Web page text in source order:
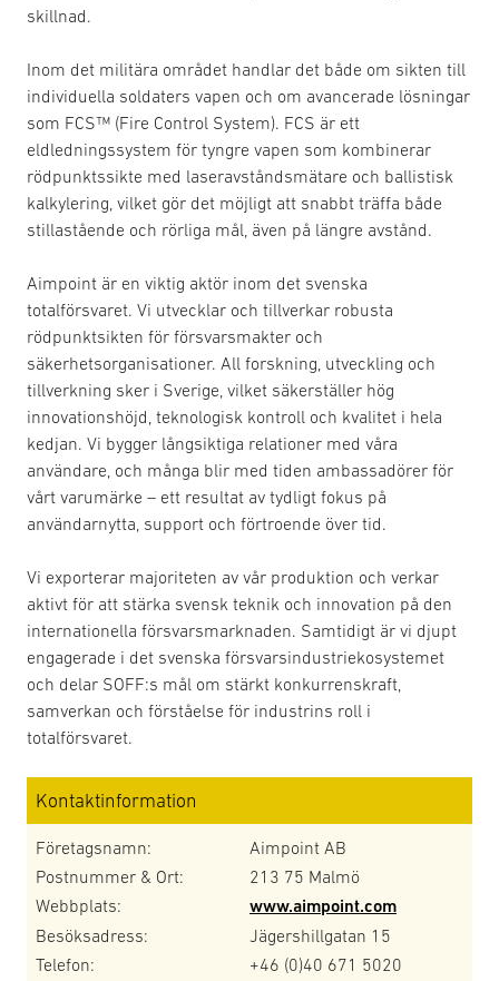
skillnad.
Inom det militära området handlar det både om sikten till
individuella soldaters vapen och om avancerade lösningar
som FCS™ (Fire Control System). FCS är ett
eldledningssystem för tyngre vapen som kombinerar
rödpunktssikte med laseravståndsmätare och ballistisk
kalkylering, vilket gör det möjligt att snabbt träffa både
stillastående och rörliga mål, även på längre avstånd.
Aimpoint är en viktig aktör inom det svenska
totalförsvaret. Vi utvecklar och tillverkar robusta
rödpunktsikten för försvarsmakter och
säkerhetsorganisationer. All forskning, utveckling och
tillverkning sker i Sverige, vilket säkerställer hög
innovationshöjd, teknologisk kontroll och kvalitet i hela
kedjan. Vi bygger långsiktiga relationer med våra
användare, och många blir med tiden ambassadörer för
vårt varumärke – ett resultat av tydligt fokus på
användarnytta, support och förtroende över tid.
Vi exporterar majoriteten av vår produktion och verkar
aktivt för att stärka svensk teknik och innovation på den
internationella försvarsmarknaden. Samtidigt är vi djupt
engagerade i det svenska försvarsindustriekosystemet
och delar SOFF:s mål om stärkt konkurrenskraft,
samverkan och förståelse för industrins roll i
totalförsvaret.
Kontaktinformation
Företagsnamn:
Aimpoint AB
Postnummer & Ort:
213 75 Malmö
Webbplats:
www.aimpoint.com
Besöksadress:
Jägershillgatan 15
Telefon:
+46 (0)40 671 5020